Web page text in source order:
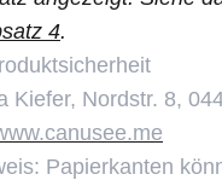
4.
Kiefer, Nordstr. 8,
Papierkanten